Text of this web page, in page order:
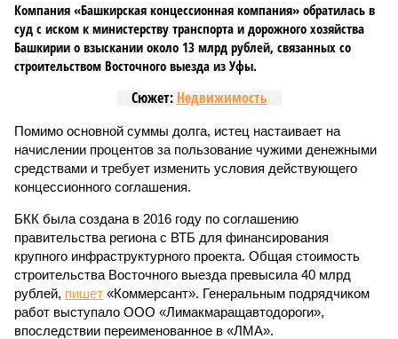
Компания «Башкирская концессионная компания» обратилась в
суд с иском к министерству транспорта и дорожного хозяйства
Башкирии о взыскании около 13 млрд рублей, связанных со
строительством Восточного выезда из Уфы.
Сюжет: Недвижимость
Помимо основной суммы долга, истец настаивает на
начислении процентов за пользование чужими денежными
средствами и требует изменить условия действующего
концессионного соглашения.
БКК была создана в 2016 году по соглашению
правительства региона с ВТБ для финансирования
крупного инфраструктурного проекта. Общая стоимость
строительства Восточного выезда превысила 40 млрд
рублей, пишет «Коммерсант». Генеральным подрядчиком
работ выступало ООО «Лимакмаращавтодороги»,
впоследствии переименованное в «ЛМА».